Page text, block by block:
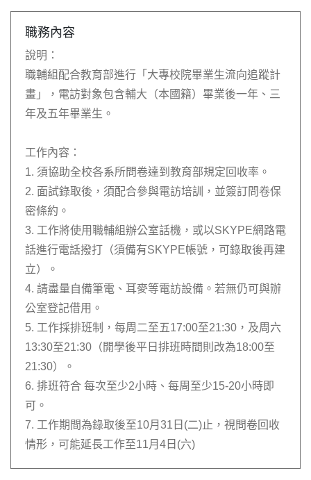
職務內容
說明：
職輔組配合教育部進行「大專校院畢業生流向追蹤計
畫」，電訪對象包含輔大（本國籍）畢業後一年、三
年及五年畢業生。
工作內容：
1. 須協助全校各系所問卷達到教育部規定回收率。
2. 面試錄取後，須配合參與電訪培訓，並簽訂問卷保
密條約。
3. 工作將使用職輔組辦公室話機，或以SKYPE網路電
話進行電話撥打（須備有SKYPE帳號，可錄取後再建
立）。
4. 請盡量自備筆電、耳麥等電訪設備。若無仍可與辦
公室登記借用。
5. 工作採排班制，每周二至五17:00至21:30，及周六
13:30至21:30（開學後平日排班時間則改為18:00至
21:30）。
6. 排班符合 每次至少2小時、每周至少15-20小時即
可。
7. 工作期間為錄取後至10月31日(二)止，視問卷回收
情形，可能延長工作至11月4日(六)